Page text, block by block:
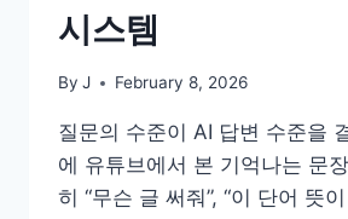
시스템
By J February 8, 2026
질문의 수준이 AI 답변 수준을
에 유튜브에서 본 기억나는 문
히 “무슨 글 써줘”, “이 단어 뜻